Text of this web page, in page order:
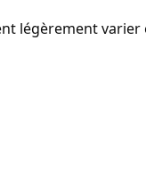
légèrement